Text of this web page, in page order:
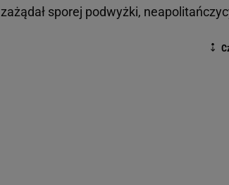
zażądał sporej podwyżki,